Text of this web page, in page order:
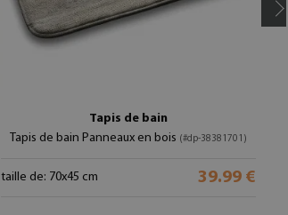
Tapis de bain
Tapis de bain Panneaux en bois (#dp-38381701)
taille de: 70x45 cm 39.99 €